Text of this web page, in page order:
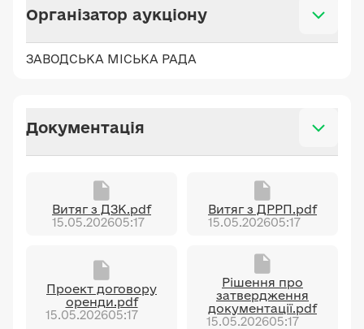
Організатор аукціону
ЗАВОДСЬКА МІСЬКА РАДА
Документація
Витяг з ДЗК.pdf
15.05.202605:17
Витяг з ДРРП.pdf
15.05.202605:17
Проект договору
оренди.pdf
15.05.202605:17
Рішення про
затвердження
документації.pdf
15.05.202605:17